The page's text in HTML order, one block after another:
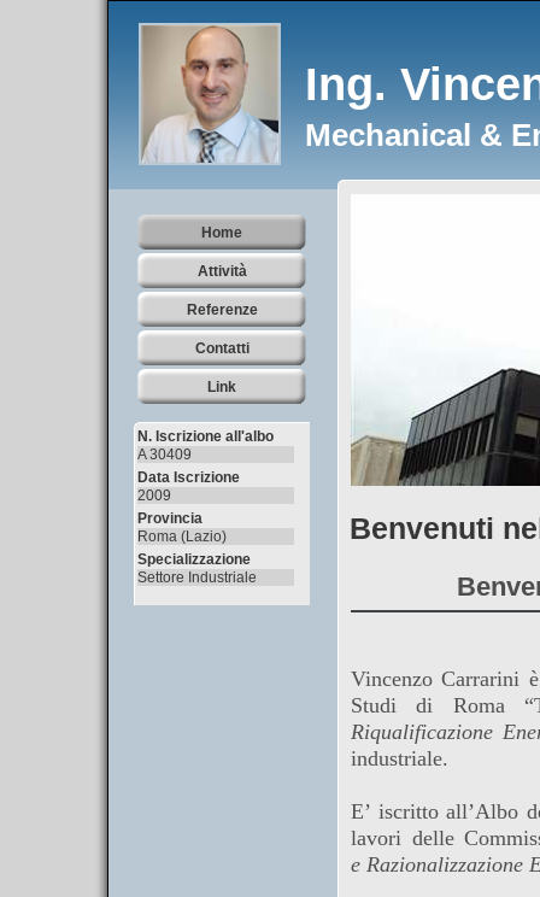
Ing.
Mechanical &
Home
Attività
Referenze
Contatti
Link
N. Iscrizione all'albo
A 30409
Data Iscrizione
2009
Provincia
Roma (Lazio)
Specializzazione
Settore Industriale
Benvenuti
Vincenzo Carrarini
Studi di Roma
Riqualificazione
industriale.
E’ iscritto all’Albo
lavori delle
e Razionalizzazione